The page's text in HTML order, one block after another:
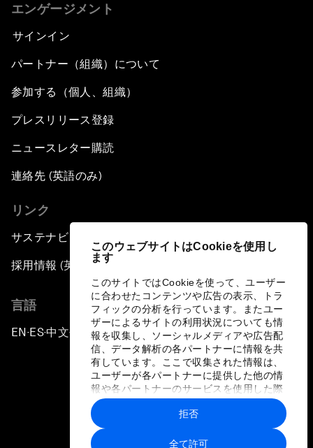
このウェブサイトはCookieを使用し
ます
このサイトではCookieを使って、ユーザー
に合わせたコンテンツや広告の表示、トラ
フィックの分析を行っています。またユー
ザーによるサイトの利用状況についても情
報を収集し、ソーシャルメディアや広告配
信、データ解析の各パートナーに情報を共
有しています。ここで収集された情報は、
ユーザーが各パートナーに提供した他の情
報や各パートナーのサービスを使用した際
に収集された情報と組み合わされ、各パー
トナーによって使用されることがありま
す。
全て許可
拒否
エンゲージメント
サインイン
パートナー（組織）について
参加する（個人、組織）
プレスリリース登録
ニュースレター購読
連絡先 (英語のみ)
リンク
サステナビリティへの取り組み
採用情報 (英語のみ)
言語
EN ▪ES▪中文▪ 日本語
プライバシーポリシーと利用規約